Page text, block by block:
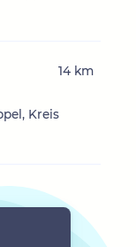
Kreis
14 km